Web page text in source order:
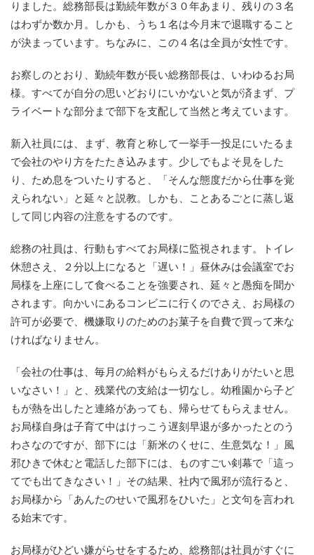
りました。総務部長は勤続年数が３０年あまり、残りの３名
はわずか数か月。しかも、うち１名は今月末で退職すること
が決まっています。ちなみに、この４名は全員が女性です。
お察しのとおり、勤続年数が長い総務部長は、いわゆるお局
様。すべてが自分の思いどおりにいかないと気が済まず、プ
ライベートな部分まで部下を支配して当然と考えています。
新入社員には、まず、教育と称して一挙手一投足にいたるま
で会社のやり方をたたき込みます。少しでもよそ見をした
り、ため息をついたりすると、「そんな態度だから仕事を覚
えられない」と延々と説教。しかも、ことあるごとに蒸し返
して同じ内容の注意をするのです。
総務の社員は、行動もすべてお局様に監視されます。トイレ
休憩さえ、２分以上になると「遅い！」昼休みは会議室でお
局様を上座にして食べることを強要され、延々と愚痴を聞か
されます。向かいにあるコンビニに行くのでさえ、お局様の
許可が必要で、機嫌取りのためのお菓子を自費で買って来な
ければなりません。
「会社の仕事は、毎月の給料がもらえるだけありがたいと思
いなさい！」と、残業代の支給は一切なし。幼稚園から子ど
もが熱を出したと連絡があっても、帰らせてもらえません。
お局様自身は子育て中はけっこう遅刻早退が多かったとのう
わさなのですが、部下には「新米のくせに、生意気な！」風
邪ひきで休むと電話した部下には、ものすごい剣幕で「這っ
てでも出てきなさい！」その結果、社内で風邪が流行ると、
お局様から「あんたのせいで風邪をひいた」と文句を言われ
る始末です。
お局様がひどい嫌がらせをするため、総務部は社員がすぐに